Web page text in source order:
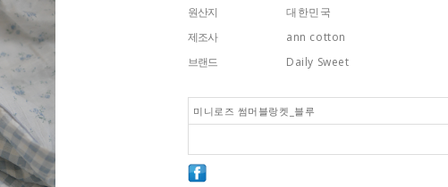
원산지
대한민국
제조사
ann cotton
브랜드
Daily Sweet
미니로즈 썸머블랑켓_블루